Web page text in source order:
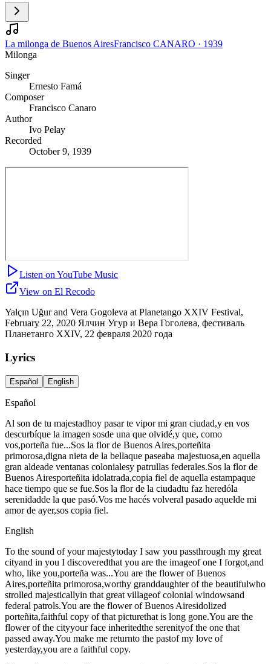
La milonga de Buenos AiresFrancisco CANARO · 1939
Milonga
Singer
Ernesto Famá
Composer
Francisco Canaro
Author
Ivo Pelay
Recorded
October 9, 1939
Listen on YouTube Music
View on El Recodo
Yalçın Uğur and Vera Gogoleva at Planetango XXIV Festival,
February 22, 2020 Ялчин Угур и Вера Гоголева, фестиваль
Планетанго XXIV, 22 февраля 2020 года
Lyrics
Español English
Español
Al son de tu majestadhoy pasar te vipor mi gran ciudad,y en vos
descurbíque la imagen sosde una que olvidé,y que, como
vos,porteña fue...Sos la flor de Buenos Aires,porteñita
primorosa,digna nieta de la bellaque paseaba majestuosa,en aquella
gran aldeade ventanas colonialesy patrullas federales.Sos la flor de
Buenos Airesporteñita idolatrada,copia fiel de aquella estampaque
hace tiempo que se fue.Sos la flor de la ciudadtu faz heredóla
serenidadde la que pasó.Vos me hacés volveral pasado aquelde mi
amor de ayer,sos copia fiel.
English
To the sound of your majestytoday I saw you passthrough my great
cityand in you I discoveredthat you are the imageof one I forgot,and
who, like you,porteña was...You are the flower of Buenos
Aires,porteñita primorosa,worthy granddaughter of the beautifulwho
strolled majesticallyin that great villageof colonial windowsand
federal patrols.You are the flower of Buenos Airesidolized
porteñita,faithful copy of that picturethat is long gone.You are the
flower of the cityyour face inheritedthe serenityof the one that
passed away.You make me returnto the pastof my love of
yesterday,you are a faithful copy.